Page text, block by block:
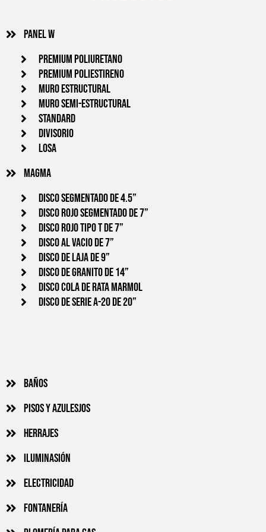
Panel w
PREMIUM POLIURETANO
PREMIUM POLIESTIRENO
MURO ESTRUCTURAL
MURO SEMI-ESTRUCTURAL
STANDARD
DIVISORIO
LOSA
Magma
Disco segmentado de 4.5”
Disco Rojo segmentado de 7”
Disco rojo tipo T de 7”
Disco al vacio de 7”
Disco de laja de 9”
Disco de granito de 14”
Disco cola de rata Marmol
Disco de serie A-20 de 20”
Baños
Pisos y azulesjos
Herrajes
Iluminasión
Electricidad
Fontanería